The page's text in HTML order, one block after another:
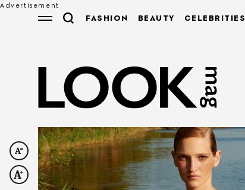
FASHION BEAUTY CELEBRITIES